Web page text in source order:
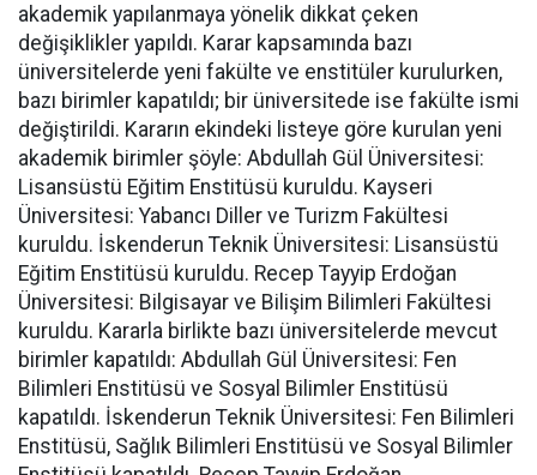
akademik yapılanmaya yönelik dikkat çeken
değişiklikler yapıldı. Karar kapsamında bazı
üniversitelerde yeni fakülte ve enstitüler kurulurken,
bazı birimler kapatıldı; bir üniversitede ise fakülte ismi
değiştirildi. Kararın ekindeki listeye göre kurulan yeni
akademik birimler şöyle: Abdullah Gül Üniversitesi:
Lisansüstü Eğitim Enstitüsü kuruldu. Kayseri
Üniversitesi: Yabancı Diller ve Turizm Fakültesi
kuruldu. İskenderun Teknik Üniversitesi: Lisansüstü
Eğitim Enstitüsü kuruldu. Recep Tayyip Erdoğan
Üniversitesi: Bilgisayar ve Bilişim Bilimleri Fakültesi
kuruldu. Kararla birlikte bazı üniversitelerde mevcut
birimler kapatıldı: Abdullah Gül Üniversitesi: Fen
Bilimleri Enstitüsü ve Sosyal Bilimler Enstitüsü
kapatıldı. İskenderun Teknik Üniversitesi: Fen Bilimleri
Enstitüsü, Sağlık Bilimleri Enstitüsü ve Sosyal Bilimler